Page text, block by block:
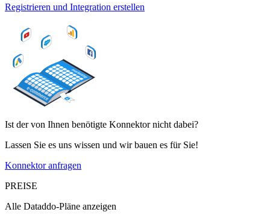
Registrieren und Integration erstellen
Ist der von Ihnen benötigte Konnektor nicht dabei?
Lassen Sie es uns wissen und wir bauen es für Sie!
Konnektor anfragen
PREISE
Alle Dataddo-Pläne anzeigen